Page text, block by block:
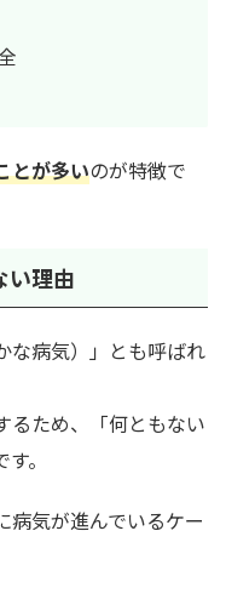
とが多いのが特徴で
い理由
な病気）」とも呼ばれ
るため、「何ともない
。
病気が進んでいるケー